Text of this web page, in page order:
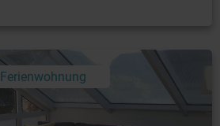
Ferienwohnung